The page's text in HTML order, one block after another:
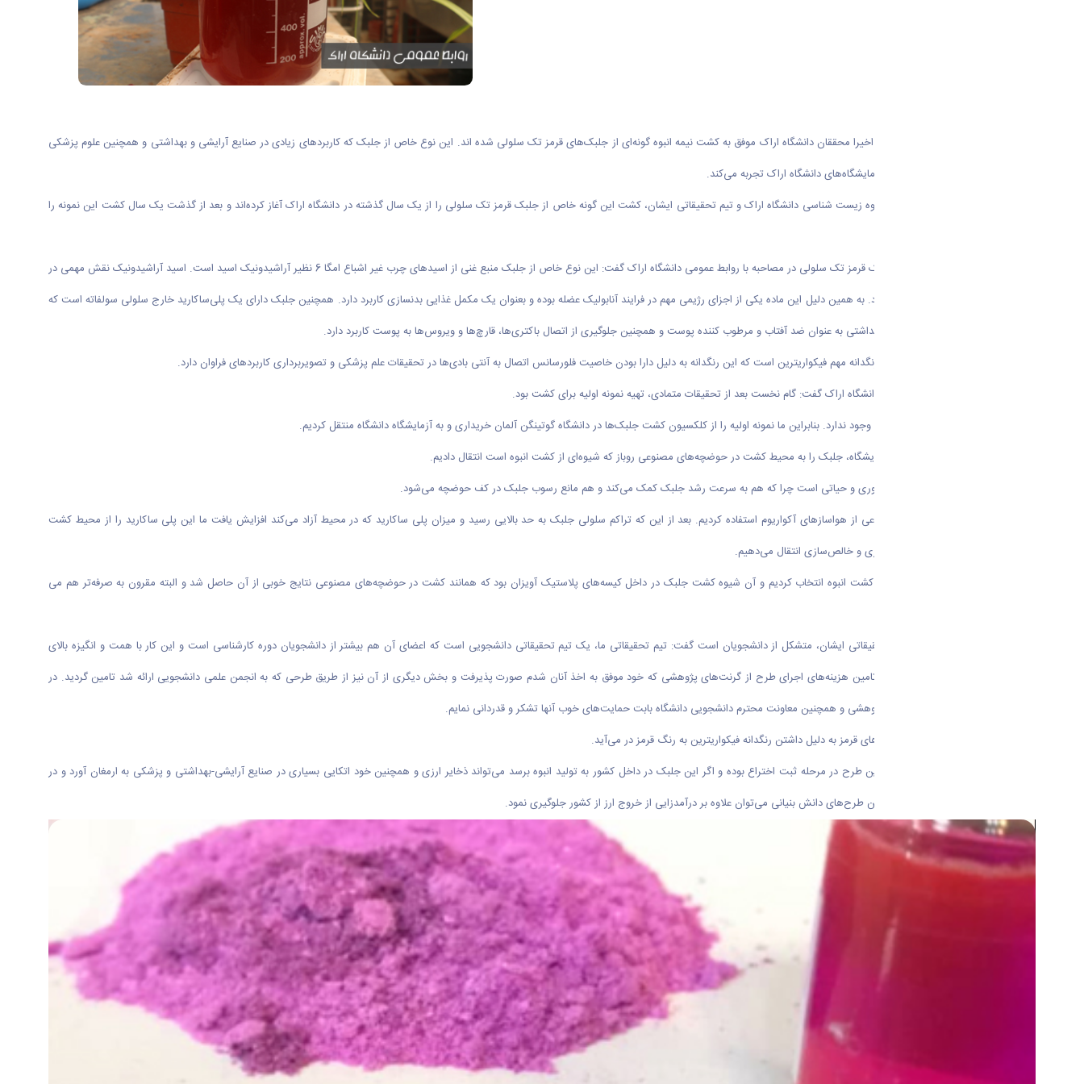
به گزارش روابط عمومی دانشگاه اراک؛ اخیرا محققان دانشگاه اراک موفق به کشت نیمه انبوه گونه‌ای از جلبک‌های قرمز تک سلولی شده اند. این نوع خاص از جلبک که کاربردهای زیادی در صنایع آرایشی و بهداشتی و همچنین علوم پزشکی
دارد، شیوه‌های خاصی از کشت را در آزمایشگاه‌های دانشگاه اراک تجربه می‌کند.
دکتر مجید مهدیه، عضو هیات علمی گروه زیست شناسی دانشگاه اراک و تیم تحقیقاتی ایشان، کشت این گونه خاص از جلبک قرمز تک سلولی را از یک سال گذشته در دانشگاه اراک آغاز کرده‌اند و بعد از گذشت یک سال کشت این نمونه را
دکتر مهدیه درمورد کاربردهای این جلبک قرمز تک سلولی در مصاحبه با روابط عمومی دانشگاه اراک گفت: این نوع خاص از جلبک منبع غنی از اسیدهای چرب غیر اشباع امگا 6 نظیر آراشیدونیک اسید است. اسید آراشیدونیک نقش مهمی در
رشد و ترمیم بافت ماهیچه اسکلتی دارد. به همین دلیل این ماده یکی از اجزای رژیمی مهم در فرایند آنابولیک عضله بوده و بعنوان یک مکمل غذایی بدنسازی کاربرد دارد. همچنین جلبک دارای یک پلی‌ساکارید خارج سلولی سولفاته است که
این پلی ساکارید در صنایع آرایشی و بهداشتی به عنوان ضد آفتاب و مرطوب کننده پوست و همچنین جلوگیری از اتصال باکتری‌ها، قارچ‌ها و ویروس‌ها به پوست کاربرد دارد.
جلبک قرمز تک سلولی همچنین منبع رنگدانه مهم فیکواریترین است که این رنگدانه به دلیل دارا بودن خاصیت فلورسانس اتصال به آنتی بادی‌ها در تحقیقات علم پزشکی و تصویربرداری کاربردهای فراوان دارد.
وی درمورد روش کشت این جلبک در دانشگاه اراک گفت: گام نخست بعد از تحقیقات متمادی، تهیه نمونه اولیه برای کشت بود.
اما نمونه اولیه این جلبک‌ها در کشور ما وجود ندارد. بنابراین ما نمونه اولیه را از کلکسیون کشت جلبک‌ها در دانشگاه گوتینگن آلمان خریداری و به آزمایشگاه دانشگاه منتقل کردیم.
بعد از تکثیر اولیه در اتاقک رشد در آزمایشگاه، جلبک را به محیط کشت در حوضچه‌های مصنوعی روباز که شیوه‌ای از کشت انبوه است انتقال دادیم.
هوادهی به محیط‌های کشت بسیار ضروری و حیاتی است چرا که هم به سرعت رشد جلبک کمک می‌کند و هم مانع رسوب جلبک در کف حوضچه می‌شود.
ما برای هوادهی به حوضچه‌های مصنوعی از هواسازهای آکواریوم استفاده کردیم. بعد از این که تراکم سلولی جلبک به حد بالایی رسید و میزان پلی ساکارید که در محیط آزاد می‌کند افزایش یافت ما این پلی ساکارید را از محیط کشت
استخراج و به آزمایشگاه به منظور فرآوری و خالص‌سازی انتقال می‌دهیم.
وی افزود: ما شیوه‌ای دیگر را هم برای کشت انبوه انتخاب کردیم و آن شیوه کشت جلبک در داخل کیسه‌های پلاستیک آویزان بود که همانند کشت در حوضچه‌های مصنوعی نتایج خوبی از آن حاصل شد و البته مقرون به صرفه‌تر هم می
دکتر مهدیه با اشاره به این که تیم تحقیقاتی ایشان، متشکل از دانشجویان است گفت: تیم تحقیقاتی ما، یک تیم تحقیقاتی دانشجویی است که اعضای آن هم بیشتر از دانشجویان دوره کارشناسی است و این کار با همت و انگیزه بالای
دانشجویان صورت پذیرفت. بخشی از تامین هزینه‌های اجرای طرح از گرنت‌های پژوهشی که خود موفق به اخذ آنان شدم صورت پذیرفت و بخش دیگری از آن نیز از طریق طرحی که به انجمن علمی دانشجویی ارائه شد تامین گردید. در
اینجا لازم می دانم از معاونت محترم پژوهشی و همچنین معاونت محترم دانشجویی دانشگاه بابت حمایت‌های خوب آنها تشکر و قدردانی نمایم.
جلبک‌ها انواع مختلفی دارند که جلبک‌های قرمز به دلیل داشتن رنگدانه فیکواریترین به رنگ قرمز در می‌آید.
به گفته وی محصولات تولید شده در این طرح در مرحله ثبت اختراع بوده و اگر این جلبک در داخل کشور به تولید انبوه برسد می‌تواند ذخایر ارزی و همچنین خود اتکایی بسیاری در صنایع آرایشی-بهداشتی و پزشکی به ارمغان آورد و در
صورت حمایت دانشگاه و صنعت از چنین طرح‌های دانش بنیانی می‌توان علاوه بر درآمدزایی از خروج ارز از کشور جلوگیری نمود.